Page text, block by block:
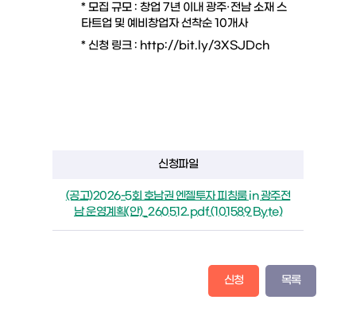
* 모집 규모 : 창업 7년 이내 광주·전남 소재 스
타트업 및 예비창업자 선착순 10개사
* 신청 링크 : http://bit.ly/3XSJDch
신청파일
(공고)2026-5회 호남권 엔젤투자 피칭룸 in 광주전
남 운영계획(안)_260512.pdf (101589 Byte)